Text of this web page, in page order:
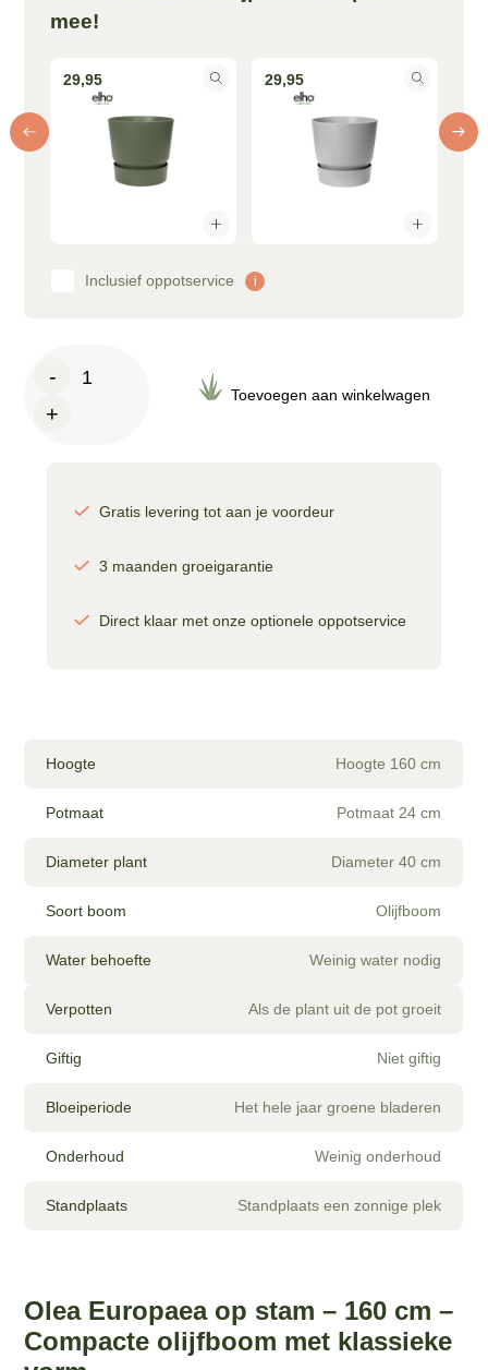
mee!
29,95 29,95
Inclusief oppotservice i
-
Olea
cm
+
Toevoegen aan winkelwagen
Gratis levering tot aan je voordeur
3 maanden groeigarantie
Direct klaar met onze optionele oppotservice
Olea Europaea op stam – 160 cm –
Compacte olijfboom met klassieke
Hoogte Hoogte 160 cm
Potmaat Potmaat 24 cm
Diameter plant Diameter 40 cm
Soort boom Olijfboom
Water behoefte Weinig water nodig
Verpotten Als de plant uit de pot groeit
Giftig Niet giftig
Bloeiperiode Het hele jaar groene bladeren
Onderhoud Weinig onderhoud
Standplaats Standplaats een zonnige plek